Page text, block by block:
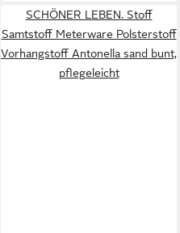
SCHÖNER LEBEN. Stoff
Samtstoff Meterware Polsterstoff
Vorhangstoff Antonella sand bunt,
pflegeleicht